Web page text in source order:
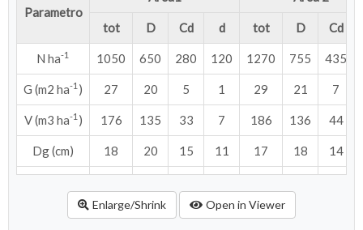
Parametro
tot D Cd d tot D Cd
N ha-1 1050 650 280 120 1270 755 435
G (m2 ha-1 ) 27 20 5 1 29 21 7
V (m3 ha-1 ) 176 135 33 7 186 136 44
Dg (cm) 18 20 15 11 17 18 14
Enlarge/Shrink Open in Viewer